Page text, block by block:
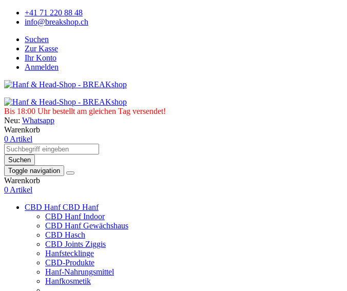
+41 71 220 88 48
info@breakshop.ch
Suchen
Zur Kasse
Ihr Konto
Anmelden
Bis 18:00 Uhr bestellt am gleichen Tag versendet!
Neu: Whatsapp
Warenkorb
0 Artikel
Suchen
Toggle navigation
Warenkorb
0 Artikel
CBD HanfCBD Hanf
CBD Hanf Indoor
CBD Hanf Gewächshaus
CBD Hasch
CBD Joints Ziggis
Hanfstecklinge
CBD-Produkte
Hanf-Nahrungsmittel
Hanfkosmetik